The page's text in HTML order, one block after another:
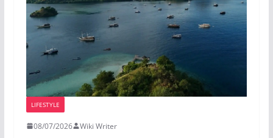
LIFESTYLE
08/07/2026 Wiki Writer